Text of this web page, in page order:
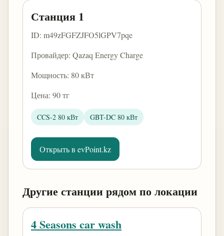
Станция 1
ID: m49zFGFZJFO5lGPV7pqe
Провайдер: Qazaq Energy Charge
Мощность: 80 кВт
Цена: 90 тг
CCS-2 80 кВт GBT-DC 80 кВт
Открыть в evPoint.kz
Другие станции рядом по локации
4 Seasons car wash